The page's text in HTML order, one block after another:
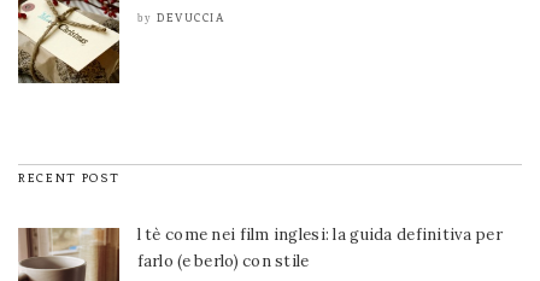
by DEVUCCIA
RECENT POST
l tè come nei film inglesi: la guida definitiva per
farlo (e berlo) con stile